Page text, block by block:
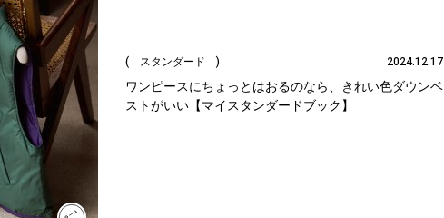
( スタンダード ) 2024.12.17
ワンピースにちょっとはおるのなら、きれい色ダウンベ
ストがいい【マイスタンダードブック】